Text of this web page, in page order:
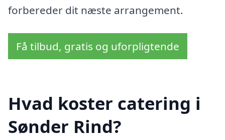
forbereder dit næste arrangement.
Få tilbud, gratis og uforpligtende
Hvad koster catering i
Sønder Rind?